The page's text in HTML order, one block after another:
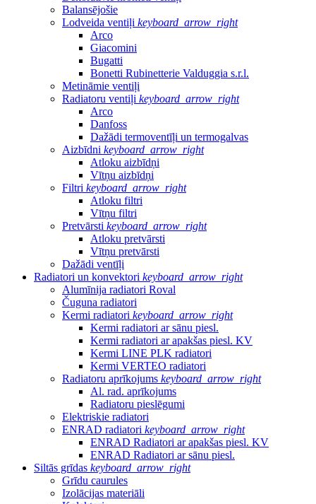
Balansējošie
Lodveida ventiļi keyboard_arrow_right
Arco
Giacomini
Bugatti
Bonetti Rubinetterie Valduggia s.r.l.
Metināmie ventiļi
Radiatoru ventiļi keyboard_arrow_right
Arco
Danfoss
Dažādi termoventīļi un termogalvas
Aizbīdni keyboard_arrow_right
Atloku aizbīdņi
Vītņu aizbīdņi
Filtri keyboard_arrow_right
Atloku filtri
Vītņu filtri
Pretvārsti keyboard_arrow_right
Atloku pretvārsti
Vītņu pretvārsti
Dažādi ventīļi
Radiatori un konvektori keyboard_arrow_right
Alumīnija radiatori Roval
Čuguna radiatori
Kermi radiatori keyboard_arrow_right
Kermi radiatori ar sānu piesl.
Kermi radiatori ar apakšas piesl. KV
Kermi LINE PLK radiatori
Kermi VERTEO radiatori
Radiatoru aprīkojums keyboard_arrow_right
Al. rad. aprīkojums
Radiatoru pieslēgumi
Elektriskie radiatori
ENRAD radiatori keyboard_arrow_right
ENRAD Radiatori ar apakšas piesl. KV
ENRAD Radiatori ar sānu piesl.
Siltās grīdas keyboard_arrow_right
Grīdu caurules
Izolācijas materiāli